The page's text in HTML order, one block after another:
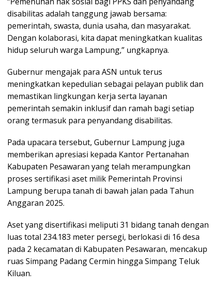
disabilitas adalah tanggung jawab bersama:
pemerintah, swasta, dunia usaha, dan masyarakat.
Dengan kolaborasi, kita dapat meningkatkan kualitas
hidup seluruh warga Lampung,” ungkapnya.
Gubernur mengajak para ASN untuk terus
meningkatkan kepedulian sebagai pelayan publik dan
memastikan lingkungan kerja serta layanan
pemerintah semakin inklusif dan ramah bagi setiap
orang termasuk para penyandang disabilitas.
Pada upacara tersebut, Gubernur Lampung juga
memberikan apresiasi kepada Kantor Pertanahan
Kabupaten Pesawaran yang telah merampungkan
proses sertifikasi aset milik Pemerintah Provinsi
Lampung berupa tanah di bawah jalan pada Tahun
Anggaran 2025.
Aset yang disertifikasi meliputi 31 bidang tanah dengan
luas total 234.183 meter persegi, berlokasi di 16 desa
pada 2 kecamatan di Kabupaten Pesawaran, mencakup
ruas Simpang Padang Cermin hingga Simpang Teluk
Kiluan.